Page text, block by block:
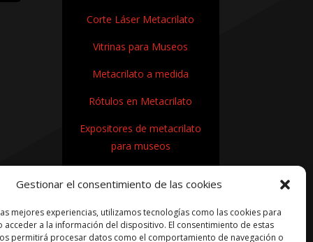
Gestionar el consentimiento de las cookies
mejores experiencias, utilizamos tecnologías como las cookies para
acceder a la información del dispositivo. El consentimiento de estas
permitirá procesar datos como el comportamiento de navegación o
Corte Láser Metacrilato
Vitrinas para Museos
Metacrilato a medida
Rótulos en Metacrilato
Expositores de metacrilato
para museos
metacrilato?